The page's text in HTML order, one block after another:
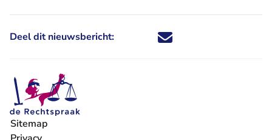
Deel dit nieuwsbericht: Deel dit nieuwsbericht via X -
Deel dit nieuwsbericht via
Deel dit nieuwsbericht
Deel dit
Sitemap